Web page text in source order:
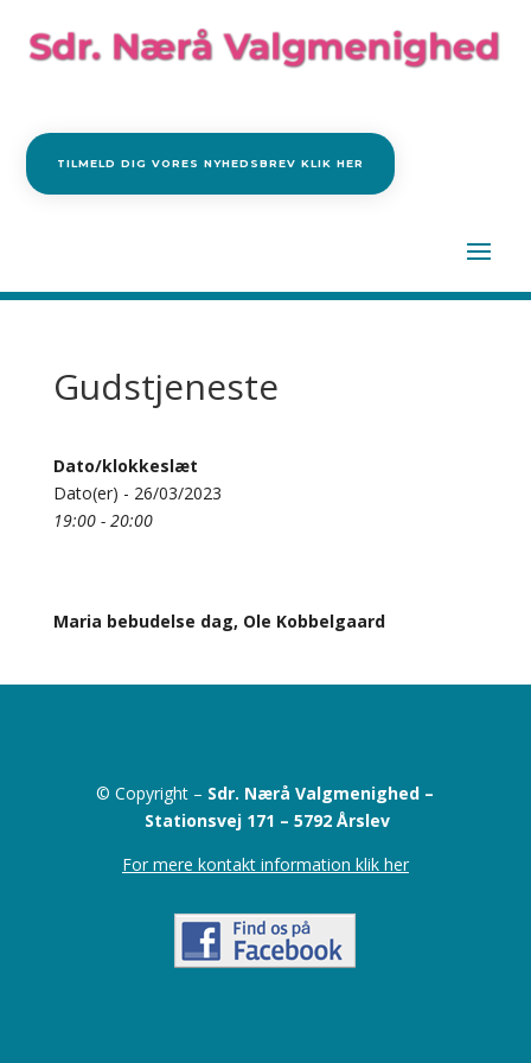
TILMELD DIG VORES NYHEDSBREV KLIK HER
Gudstjeneste
Dato/klokkeslæt
Dato(er) - 26/03/2023
19:00 - 20:00
Maria bebudelse dag, Ole Kobbelgaard
© Copyright – Sdr. Nærå Valgmenighed –
Stationsvej 171 –5792 Årslev
For mere kontakt information klik her